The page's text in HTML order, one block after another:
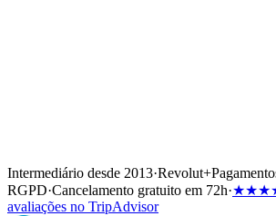
Intermediário desde 2013·Revolut+
RGPD·Cancelamento gratuito em 72h·
avaliações no TripAdvisor